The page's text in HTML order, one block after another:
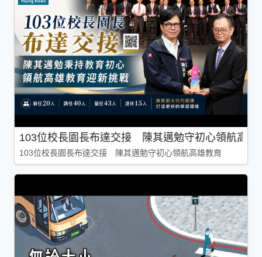
103位校長園長布達交接 陳其邁勉守初心領航高雄
103位校長園長布達交接 陳其邁勉守初心領航高雄教育